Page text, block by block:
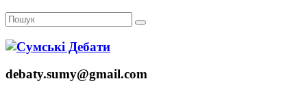
debaty.sumy@gmail.com